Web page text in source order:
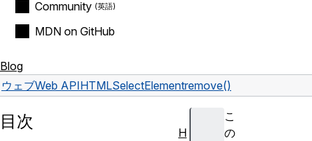
Community
MDN on GitHub
Blog
ウェブWeb APIHTMLSelectElementremove()
こ
の
目次
H